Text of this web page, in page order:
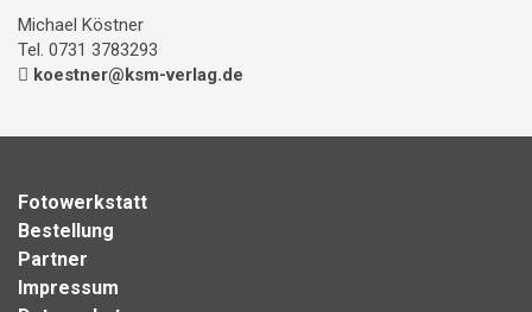
Michael Köstner
Tel. 0731 3783293
koestner@ksm-verlag.de
Fotowerkstatt
Bestellung
Partner
Impressum